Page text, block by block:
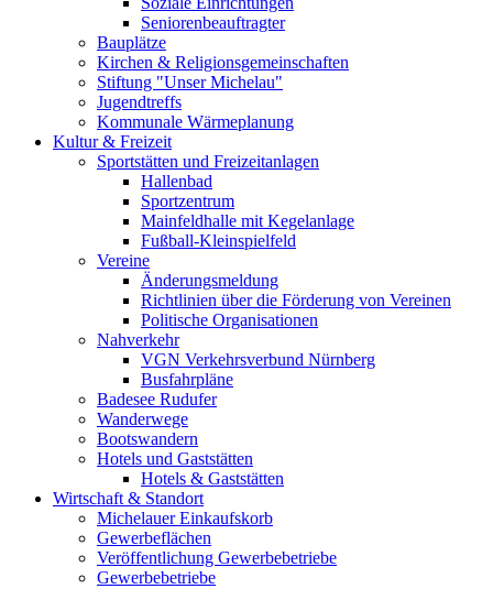
Seniorenbeauftragter
Bauplätze
Kirchen & Religionsgemeinschaften
Stiftung "Unser Michelau"
Jugendtreffs
Kommunale Wärmeplanung
Kultur & Freizeit
Sportstätten und Freizeitanlagen
Hallenbad
Sportzentrum
Mainfeldhalle mit Kegelanlage
Fußball-Kleinspielfeld
Vereine
Änderungsmeldung
Richtlinien über die Förderung von Vereinen
Politische Organisationen
Nahverkehr
VGN Verkehrsverbund Nürnberg
Busfahrpläne
Badesee Rudufer
Wanderwege
Bootswandern
Hotels und Gaststätten
Hotels & Gaststätten
Wirtschaft & Standort
Michelauer Einkaufskorb
Gewerbeflächen
Veröffentlichung Gewerbebetriebe
Gewerbebetriebe